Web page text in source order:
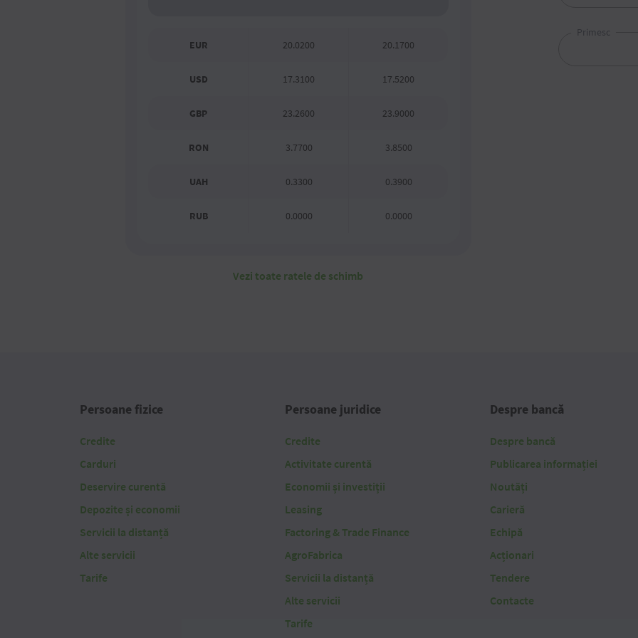
EUR 20.0200 20.1700
USD 17.3100 17.5200
GBP 23.2600 23.9000
RON 3.7700 3.8500
UAH 0.3300 0.3900
RUB 0.0000 0.0000
Vezi toate ratele de schimb
Primesc
Persoane fizice
Credite
Carduri
Deservire curentă
Depozite și economii
Servicii la distanță
Alte servicii
Tarife
Persoane juridice
Credite
Activitate curentă
Economii și investiții
Leasing
Factoring & Trade Finance
AgroFabrica
Servicii la distanță
Alte servicii
Tarife
Despre bancă
Despre bancă
Publicarea informației
Noutăți
Carieră
Echipă
Acționari
Tendere
Contacte